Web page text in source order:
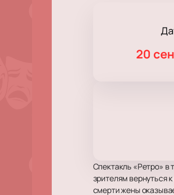
20
Спектакль «Ретро» в
зрителям вернуться
смерти жены